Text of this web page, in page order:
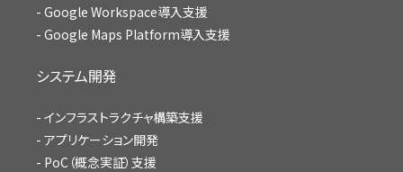
Google Workspace導入支援
Google Maps Platform導入支援
システム開発
インフラストラクチャ構築支援
アプリケーション開発
PoC（概念実証）支援